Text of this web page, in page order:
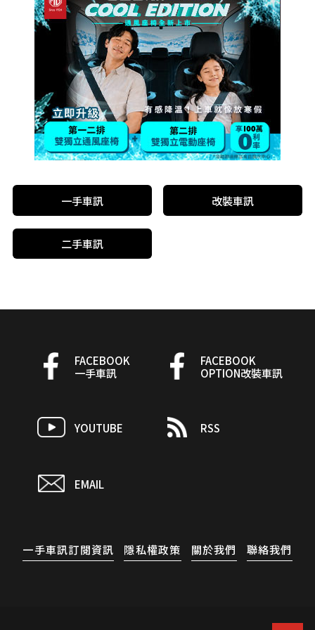
一手車訊 改裝車訊
二手車訊
FACEBOOK
一手車訊
FACEBOOK
OPTION改裝車訊
YOUTUBE RSS
EMAIL
一手車訊訂閱資訊 隱私權政策 關於我們 聯絡我們